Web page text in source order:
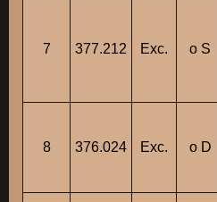
7 377.212 Exc. o S
8 376.024 Exc. o D